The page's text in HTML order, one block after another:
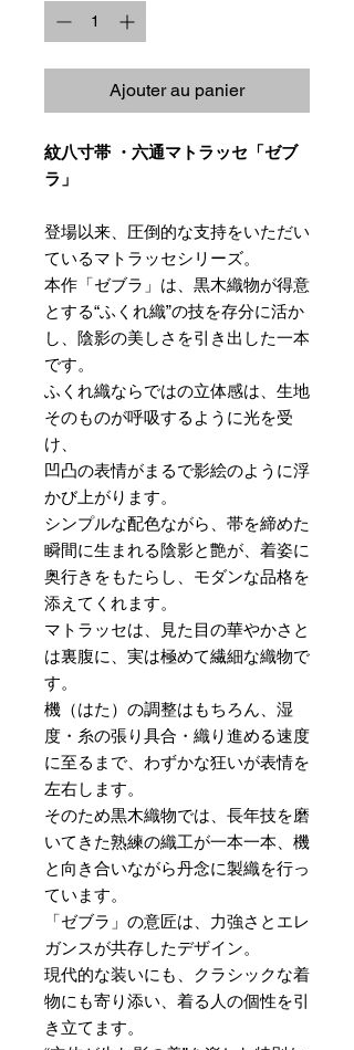
Ajouter au panier
紋八寸帯 ・六通マトラッセ「ゼブ
ラ」
登場以来、圧倒的な支持をいただい
ているマトラッセシリーズ。
本作「ゼブラ」は、黒木織物が得意
とする“ふくれ織”の技を存分に活か
し、陰影の美しさを引き出した一本
です。
ふくれ織ならではの立体感は、生地
そのものが呼吸するように光を受
け、
凹凸の表情がまるで影絵のように浮
かび上がります。
シンプルな配色ながら、帯を締めた
瞬間に生まれる陰影と艶が、着姿に
奥行きをもたらし、モダンな品格を
添えてくれます。
マトラッセは、見た目の華やかさと
は裏腹に、実は極めて繊細な織物で
す。
機（はた）の調整はもちろん、湿
度・糸の張り具合・織り進める速度
に至るまで、わずかな狂いが表情を
左右します。
そのため黒木織物では、長年技を磨
いてきた熟練の織工が一本一本、機
と向き合いながら丹念に製織を行っ
ています。
「ゼブラ」の意匠は、力強さとエレ
ガンスが共存したデザイン。
現代的な装いにも、クラシックな着
物にも寄り添い、着る人の個性を引
き立てます。